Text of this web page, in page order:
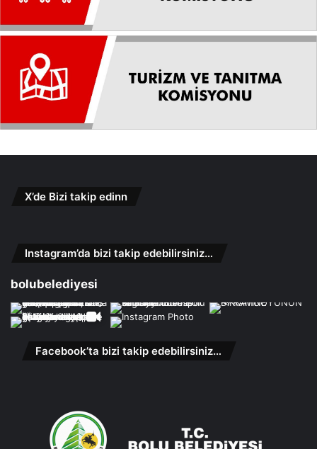
X’de Bizi takip edinn
Instagram’da bizi takip edebilirsiniz…
bolubelediyesi
Facebook’ta bizi takip edebilirsiniz…